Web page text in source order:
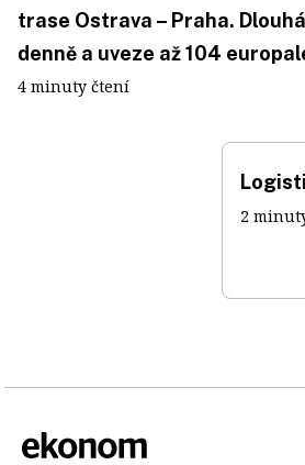
trase Ostrava – Praha.
denně a uveze až 104
4 minuty čtení
2